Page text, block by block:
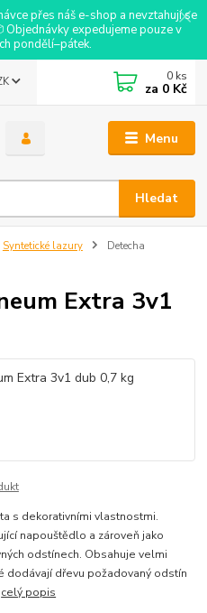
přes náš e-shop a nevztahují se
Objednávky expedujeme pouze v
pondělí–pátek.
Menu
Hledat
0 ks
za 0 Kč
Syntetické lazury
Detecha
Extra 3v1
s dekorativními vlastnostmi.
napouštědlo a zároveň jako
odstínech. Obsahuje velmi
dodávají dřevu požadovaný odstín
celý popis